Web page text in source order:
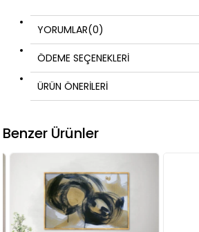
YORUMLAR(0)
ÖDEME SEÇENEKLERI
ÜRÜN ÖNERILERI
Benzer Ürünler